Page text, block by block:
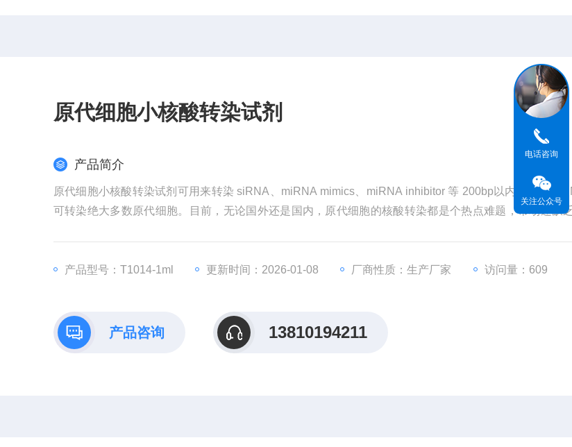
原代细胞小核酸转染试剂
产品简介
原代细胞小核酸转染试剂可用来转染 siRNA、miRNA mimics、miRNA inhibitor 等 200bp以内的小分子
可转染绝大多数原代细胞。目前，无论国外还是国内，原代细胞的核酸转染都是个热点难题，市场还缺
产品型号：T1014-1ml 更新时间：2026-01-08 厂商性质：生产厂家 访问量：609
产品咨询 13810194211
电话咨询
关注公众号